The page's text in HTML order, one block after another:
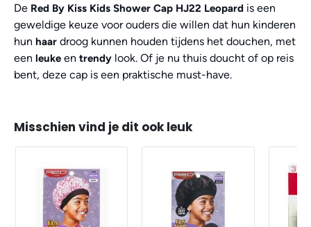
De Red By Kiss Kids Shower Cap HJ22 Leopard is een
geweldige keuze voor ouders die willen dat hun kinderen
hun haar droog kunnen houden tijdens het douchen, met
een leuke en trendy look. Of je nu thuis doucht of op reis
bent, deze cap is een praktische must-have.
Misschien vind je dit ook leuk